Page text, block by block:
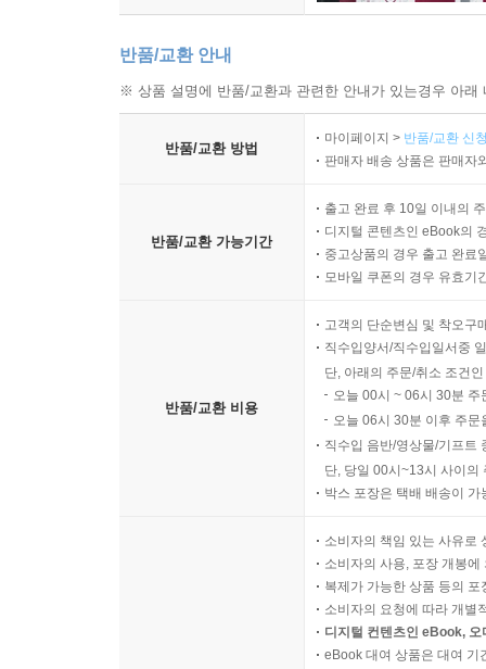
반품/교환 안내
※ 상품 설명에 반품/교환과 관련한 안내가 있는경우 아
반품/교환 방법
마이페이지 > 반품/교환 신
판매자 배송 상품은 판매자
반품/교환 가능기간
출고 완료 후 10일 이내의
디지털 콘텐츠인 eBook의
중고상품의 경우 출고 완료
모바일 쿠폰의 경우 유효기
반품/교환 비용
고객의 단순변심 및 착오구
직수입양서/직수입일서중
단, 아래의 주문/취소 조건
오늘 00시 ~ 06시 30분
오늘 06시 30분 이후 주
직수입 음반/영상물/기프트
단, 당일 00시~13시 사이의
박스 포장은 택배 배송이
소비자의 책임 있는 사유로
소비자의 사용, 포장 개봉
복제가 가능한 상품 등의
소비자의 요청에 따라 개별
디지털 컨텐츠인 eBook,
eBook 대여 상품은 대여 기